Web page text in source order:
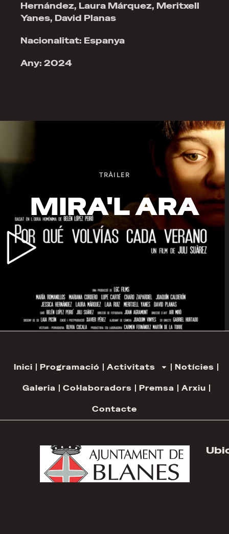
Hernández, Laura Márquez, Meritxell
Yanes, David Planas
Nacionalitat: Espanya
Any: 2024
TRÀILER
MIRA'L ARA
Inici Programació Activitats Notícies
Galeria Col·laboradors Premsa Arxiu
Contacte